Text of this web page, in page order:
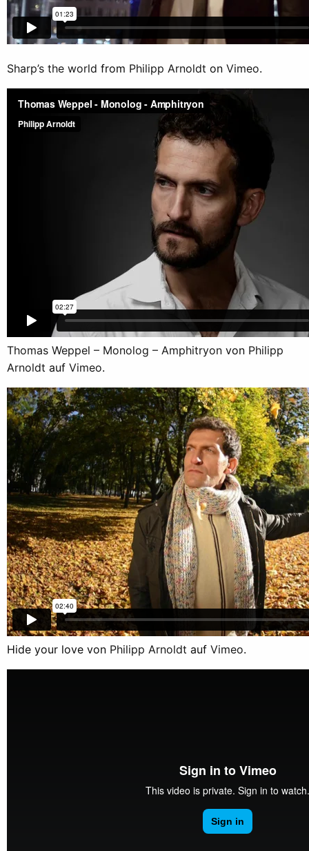
Sharp’s the world from Philipp Arnoldt on Vimeo.
Thomas Weppel – Monolog – Amphitryon von Philipp
Arnoldt auf Vimeo.
Hide your love von Philipp Arnoldt auf Vimeo.